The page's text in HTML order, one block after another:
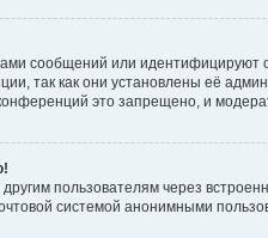
сообщений или идентифицируют
так как они установлены её
это запрещено, и
пользователям через
системой анонимными